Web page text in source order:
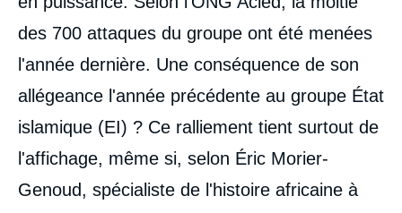
des 700 attaques du groupe ont été menées
l'année dernière. Une conséquence de son
allégeance l'année précédente au groupe État
islamique (EI) ? Ce ralliement tient surtout de
l'affichage, même si, selon Éric Morier-
Genoud, spécialiste de l'histoire africaine à